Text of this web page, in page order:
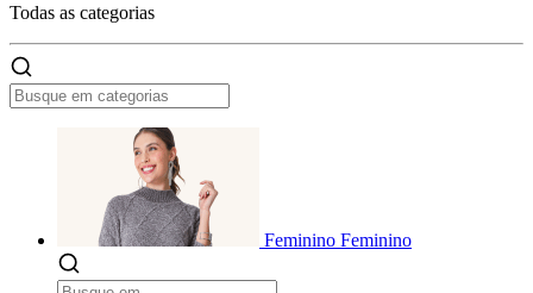
Todas as categorias
Feminino Feminino